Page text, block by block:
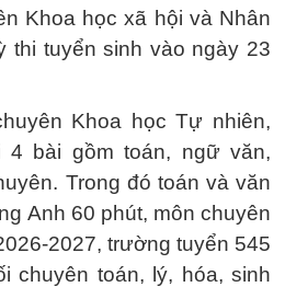
Khoa học xã hội và Nhân
thi tuyển sinh vào ngày 23
Khoa học Tự nhiên,
bài gồm toán, ngữ văn,
Trong đó toán và văn
Anh 60 phút, môn chuyên
2027, trường tuyển 545
chuyên toán, lý, hóa, sinh